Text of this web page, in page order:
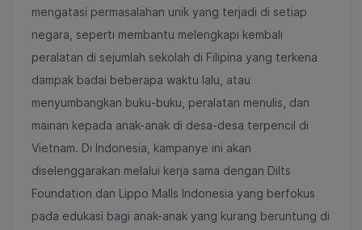
mengatasi permasalahan unik yang terjadi di setiap
negara, seperti membantu melengkapi kembali
peralatan di sejumlah sekolah di Filipina yang terkena
dampak badai beberapa waktu lalu, atau
menyumbangkan buku-buku, peralatan menulis, dan
mainan kepada anak-anak di desa-desa terpencil di
Vietnam. Di Indonesia, kampanye ini akan
diselenggarakan melalui kerja sama dengan Dilts
Foundation dan Lippo Malls Indonesia yang berfokus
pada edukasi bagi anak-anak yang kurang beruntung di